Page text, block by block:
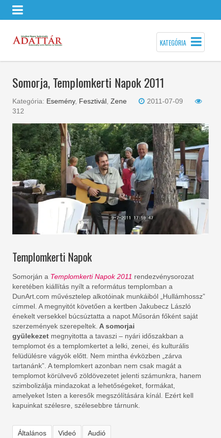
KATEGÓRIA
Somorja, Templomkerti Napok 2011
Kategória: Esemény, Fesztivál Zene
2011-07-09
312
Templomkerti Napok
Somorján a Templomkerti Napok 2011 rendezvénysorozat
keretében kiállítás nyílt a református templomban a
DunArt.com művésztelep alkotóinak munkáiból „Hullámhossz”
címmel. A megnyitót követően a kertben Jakubecz László
énekelt versekkel búcsúztatta a napot.Műsorán főként saját
szerzemények szerepeltek. A somorjai
gyülekezet megnyitotta a tavaszi – nyári időszakban a
templomot és a templomkertet a lelki, zenei, és kulturális
felüdülésre vágyók előtt. Nem mintha évközben „zárva
tartanánk”. A templomkert azonban nem csak magát a
templomot körülvevő zöldövezetet jelenti számunkra, hanem
szimbolizálja mindazokat a lehetőségeket, formákat,
amelyeket Isten a keresők megszólítására kínál. Ezért kell
kapuinkat szélesre, szélesebbre tárnunk.
Általános Videó Audió